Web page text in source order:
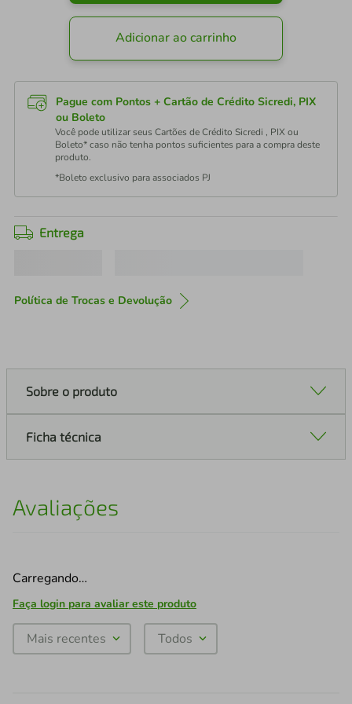
Adicionar ao carrinho
Pague com Pontos + Cartão de Crédito Sicredi, PIX
ou Boleto
Você pode utilizar seus Cartões de Crédito Sicredi , PIX ou
Boleto* caso não tenha pontos suficientes para a compra deste
produto.
*Boleto exclusivo para associados PJ
Entrega
Política de Trocas e Devolução
Sobre o produto
Ficha técnica
Avaliações
Carregando…
Faça login para avaliar este produto
Mais recentes Todos